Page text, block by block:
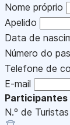
Nome próprio
Apelido
Data de
Número do
Telefone de
E-mail
Participantes
N.º de Turistas